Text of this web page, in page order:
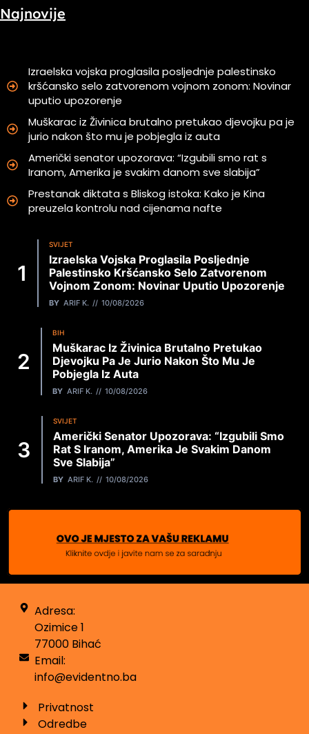
Najnovije
Izraelska vojska proglasila posljednje palestinsko
kršćansko selo zatvorenom vojnom zonom: Novinar
uputio upozorenje
Muškarac iz Živinica brutalno pretukao djevojku pa je
jurio nakon što mu je pobjegla iz auta
Američki senator upozorava: “Izgubili smo rat s
Iranom, Amerika je svakim danom sve slabija”
Prestanak diktata s Bliskog istoka: Kako je Kina
preuzela kontrolu nad cijenama nafte
SVIJET
Izraelska Vojska Proglasila Posljednje
Palestinsko Kršćansko Selo Zatvorenom
Vojnom Zonom: Novinar Uputio Upozorenje
BY ARIF K. 10/08/2026
BIH
Muškarac Iz Živinica Brutalno Pretukao
Djevojku Pa Je Jurio Nakon Što Mu Je
Pobjegla Iz Auta
BY ARIF K. 10/08/2026
SVIJET
Američki Senator Upozorava: “Izgubili Smo
Rat S Iranom, Amerika Je Svakim Danom
Sve Slabija”
BY ARIF K. 10/08/2026
Adresa:
Ozimice 1
77000 Bihać
Email:
info@evidentno.ba
Privatnost
Odredbe